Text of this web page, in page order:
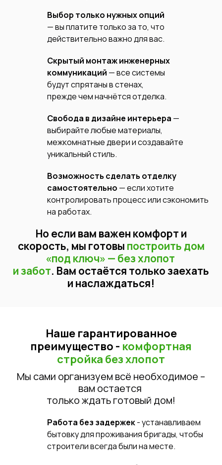
Выбор только нужных опций
— вы платите только за то, что
действительно важно для вас.
Скрытый монтаж инженерных
коммуникаций — все системы
будут спрятаны в стенах,
преждечем начнётся отделка.
Свобода в дизайне интерьера —
выбирайте любые материалы,
межкомнатные двери и создавайте
уникальный стиль.
Возможность сделать отделку
самостоятельно — если хотите
контролировать процесс или сэкономить
на работах.
Но если вам важен комфорт и
скорость, мы готовы построить дом
«под ключ» — без хлопот
и забот. Вам остаётся только заехать
и наслаждаться!
Наше гарантированное
преимущество - комфортная
стройка без хлопот
Мы сами организуем всё необходимое –
вам остается
только ждать готовый дом!
Работа без задержек- устанавливаем
бытовку для проживания бригады, чтобы
строители всегда были на месте.